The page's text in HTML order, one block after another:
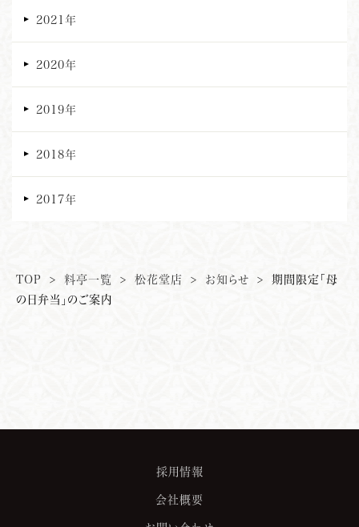
2021年
2020年
2019年
2018年
2017年
TOP > 料亭一覧 > 松花堂店 > お知らせ >
期間限定「母
の日弁当」のご案内
採用情報
会社概要